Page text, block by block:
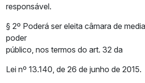
responsável.
§ 2º Poderá ser eleita câmara de
poder
público, nos termos do art. 32 da
Lei nº 13.140, de 26 de junho de 2015.